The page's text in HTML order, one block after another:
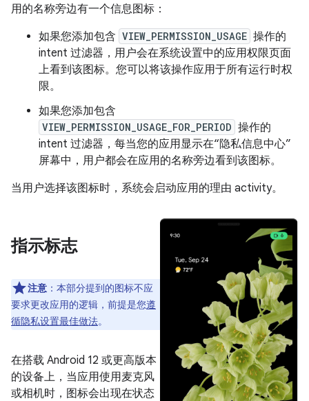
用的名称旁边有一个信息图标：
如果您添加包含 VIEW_PERMISSION_USAGE 操作的
intent 过滤器，用户会在系统设置中的应用权限页面
上看到该图标。您可以将该操作应用于所有运行时权
限。
如果您添加包含
VIEW_PERMISSION_USAGE_FOR_PERIOD 操作的
intent 过滤器，每当您的应用显示在“隐私信息中心”
屏幕中，用户都会在应用的名称旁边看到该图标。
当用户选择该图标时，系统会启动应用的理由 activity。
指示标志
注意 ： 本部分提到的图标不应
要求更改应用的逻辑，前提是您遵
循隐私设置最佳做法。
在搭载 Android 12 或更高版本
的设备上，当应用使用麦克风
或相机时，图标会出现在状态